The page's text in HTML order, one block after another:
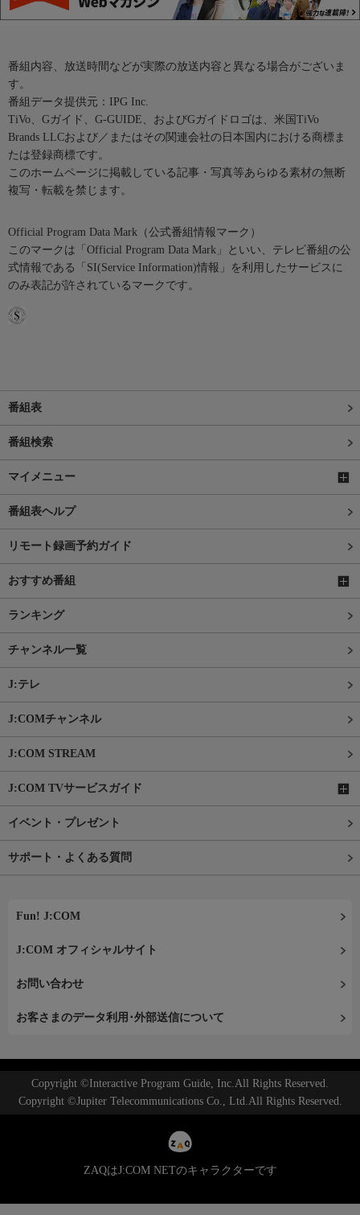
番組内容、放送時間などが実際の放送内容と異なる場合がございま
す。
番組データ提供元：IPG Inc.
TiVo、Gガイド、G-GUIDE、およびGガイドロゴは、米国TiVo
Brands LLCおよび／またはその関連会社の日本国内における商標ま
たは登録商標です。
このホームページに掲載している記事・写真等あらゆる素材の無断
複写・転載を禁じます。
Official Program Data Mark（公式番組情報マーク）
このマークは「Official Program Data Mark」といい、テレビ番組の公
式情報である「SI(Service Information)情報」を利用したサービスに
のみ表記が許されているマークです。
番組表
番組検索
マイメニュー
番組表ヘルプ
リモート録画予約ガイド
おすすめ番組
ランキング
チャンネル一覧
J:テレ
J:COMチャンネル
J:COM STREAM
J:COM TVサービスガイド
イベント・プレゼント
サポート・よくある質問
Fun! J:COM
J:COM オフィシャルサイト
お問い合わせ
お客さまのデータ利用･外部送信について
Copyright ©Interactive Program Guide, Inc.All Rights Reserved.
Copyright ©Jupiter Telecommunications Co., Ltd.All Rights Reserved.
ZAQはJ:COM NETのキャラクターです